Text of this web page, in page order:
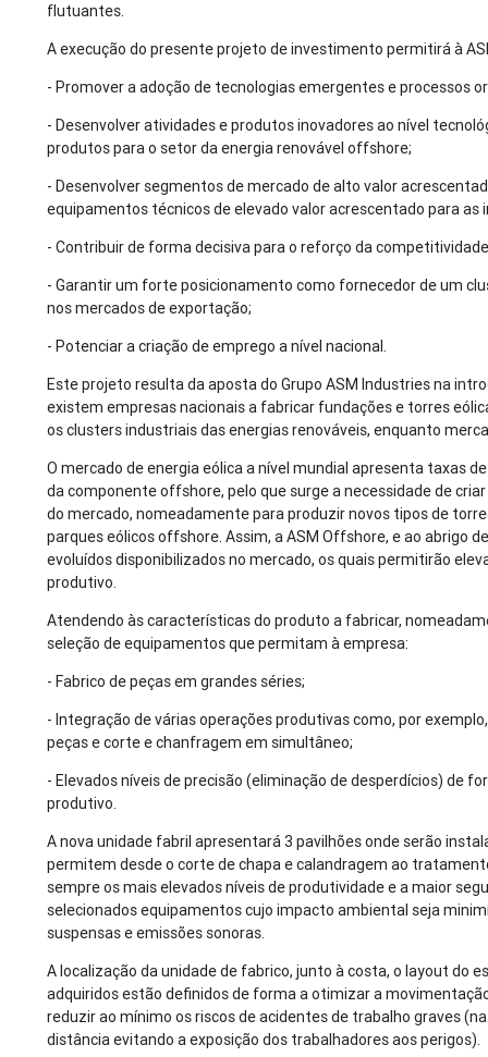
flutuantes.
A execução do presente projeto de investimento permitirá à
- Promover a adoção de tecnologias emergentes e processos
- Desenvolver atividades e produtos inovadores ao nível
produtos para o setor da energia renovável offshore;
- Desenvolver segmentos de mercado de alto valor
equipamentos técnicos de elevado valor acrescentado para
- Contribuir de forma decisiva para o reforço da
- Garantir um forte posicionamento como fornecedor de um
nos mercados de exportação;
- Potenciar a criação de emprego a nível nacional.
Este projeto resulta da aposta do Grupo ASM Industries na
existem empresas nacionais a fabricar fundações e torres
os clusters industriais das energias renováveis, enquanto
O mercado de energia eólica a nível mundial apresenta taxas
da componente offshore, pelo que surge a necessidade de
do mercado, nomeadamente para produzir novos tipos de
parques eólicos offshore. Assim, a ASM Offshore, e ao abrigo
evoluídos disponibilizados no mercado, os quais permitirão
produtivo.
Atendendo às características do produto a fabricar,
seleção de equipamentos que permitam à empresa:
- Fabrico de peças em grandes séries;
- Integração de várias operações produtivas como, por
peças e corte e chanfragem em simultâneo;
- Elevados níveis de precisão (eliminação de desperdícios) de
produtivo.
A nova unidade fabril apresentará 3 pavilhões onde serão
permitem desde o corte de chapa e calandragem ao
sempre os mais elevados níveis de produtividade e a maior
selecionados equipamentos cujo impacto ambiental seja
suspensas e emissões sonoras.
A localização da unidade de fabrico, junto à costa, o layout do
adquiridos estão definidos de forma a otimizar a
reduzir ao mínimo os riscos de acidentes de trabalho graves
distância evitando a exposição dos trabalhadores aos perigos).